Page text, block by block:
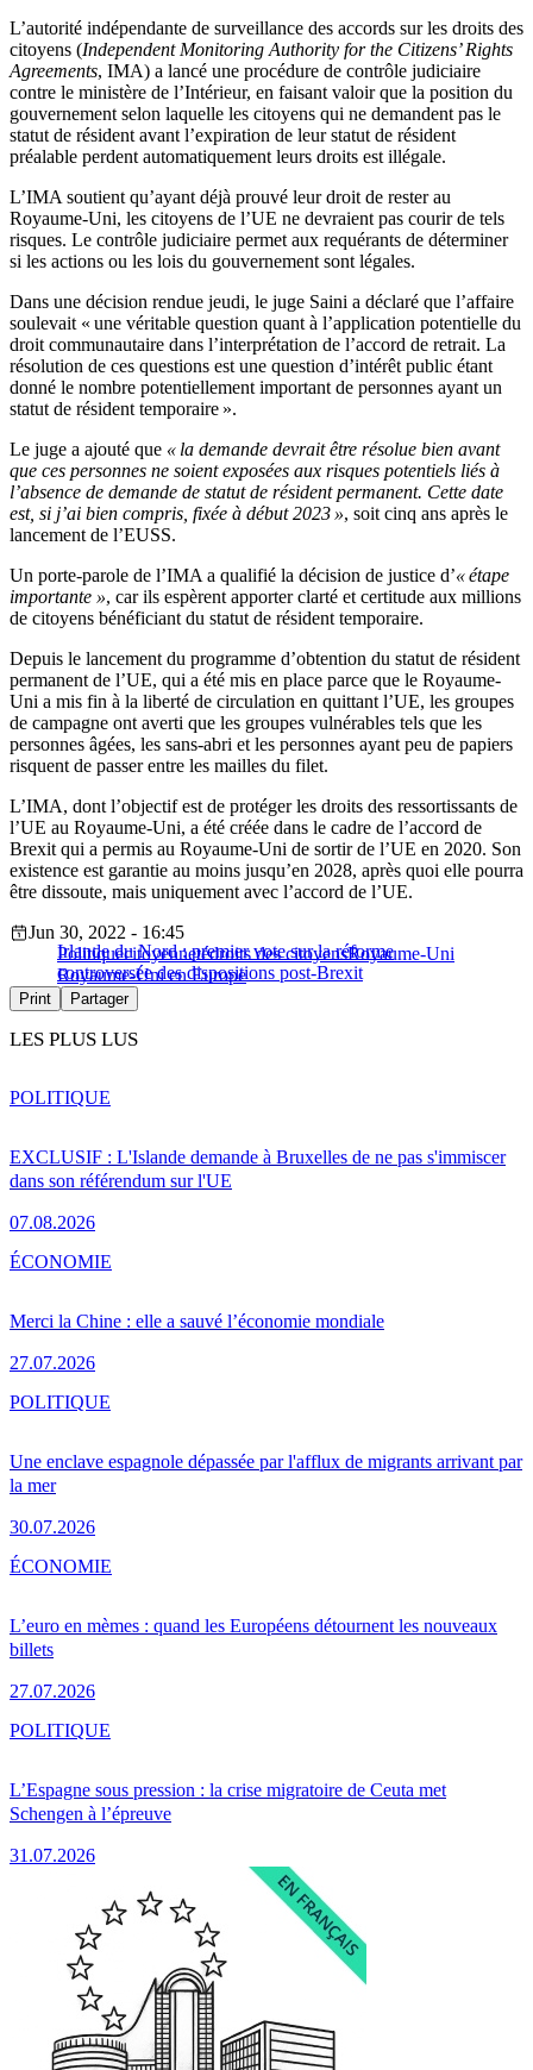
L’autorité indépendante de surveillance des accords sur les droits des
citoyens (Independent Monitoring Authority for the Citizens’ Rights
Agreements, IMA) a lancé une procédure de contrôle judiciaire
contre le ministère de l’Intérieur, en faisant valoir que la position du
gouvernement selon laquelle les citoyens qui ne demandent pas le
statut de résident avant l’expiration de leur statut de résident
préalable perdent automatiquement leurs droits est illégale.
L’IMA soutient qu’ayant déjà prouvé leur droit de rester au
Royaume-Uni, les citoyens de l’UE ne devraient pas courir de tels
risques. Le contrôle judiciaire permet aux requérants de déterminer
si les actions ou les lois du gouvernement sont légales.
Dans une décision rendue jeudi, le juge Saini a déclaré que l’affaire
soulevait « une véritable question quant à l’application potentielle du
droit communautaire dans l’interprétation de l’accord de retrait. La
résolution de ces questions est une question d’intérêt public étant
donné le nombre potentiellement important de personnes ayant un
statut de résident temporaire ».
Le juge a ajouté que « la demande devrait être résolue bien avant
que ces personnes ne soient exposées aux risques potentiels liés à
l’absence de demande de statut de résident permanent. Cette date
est, si j’ai bien compris, fixée à début 2023 », soit cinq ans après le
lancement de l’EUSS.
Un porte-parole de l’IMA a qualifié la décision de justice d’« étape
importante », car ils espèrent apporter clarté et certitude aux millions
de citoyens bénéficiant du statut de résident temporaire.
Depuis le lancement du programme d’obtention du statut de résident
permanent de l’UE, qui a été mis en place parce que le Royaume-
Uni a mis fin à la liberté de circulation en quittant l’UE, les groupes
de campagne ont averti que les groupes vulnérables tels que les
personnes âgées, les sans-abri et les personnes ayant peu de papiers
risquent de passer entre les mailles du filet.
L’IMA, dont l’objectif est de protéger les droits des ressortissants de
l’UE au Royaume-Uni, a été créée dans le cadre de l’accord de
Brexit qui a permis au Royaume-Uni de sortir de l’UE en 2020. Son
existence est garantie au moins jusqu’en 2028, après quoi elle pourra
être dissoute, mais uniquement avec l’accord de l’UE.
Irlande du Nord : premier vote sur la réforme
controversée des dispositions post-Brexit
Jun 30, 2022 - 16:45
Politiquecitoyennetédroits des citoyensRoyaume-Uni
Royaume-Uni en Europe
Print Partager
LES PLUS LUS
EXCLUSIF : L'Islande demande à Bruxelles de ne pas s'immiscer
dans son référendum sur l'UE
07.08.2026
POLITIQUE
Merci la Chine : elle a sauvé l’économie mondiale
27.07.2026
ÉCONOMIE
Une enclave espagnole dépassée par l'afflux de migrants arrivant par
la mer
30.07.2026
POLITIQUE
L’euro en mèmes : quand les Européens détournent les nouveaux
billets
27.07.2026
ÉCONOMIE
L’Espagne sous pression : la crise migratoire de Ceuta met
Schengen à l’épreuve
31.07.2026
POLITIQUE